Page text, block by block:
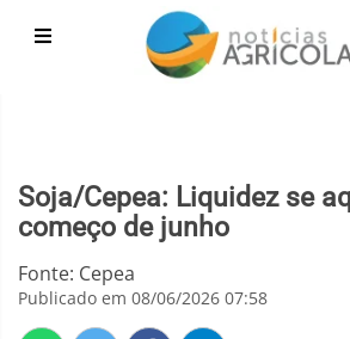
Soja/Cepea: Liquidez se
começo de junho
Fonte: Cepea
Publicado em 08/06/2026 07:58